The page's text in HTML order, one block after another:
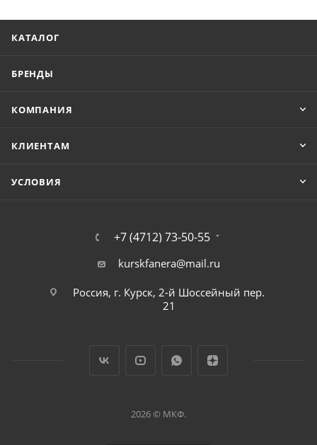
КАТАЛОГ
БРЕНДЫ
КОМПАНИЯ
КЛИЕНТАМ
УСЛОВИЯ
+7 (4712) 73-50-55
kurskfanera@mail.ru
Россия, г. Курск, 2-й Шоссейный пер.
21
2026 © МКФ.